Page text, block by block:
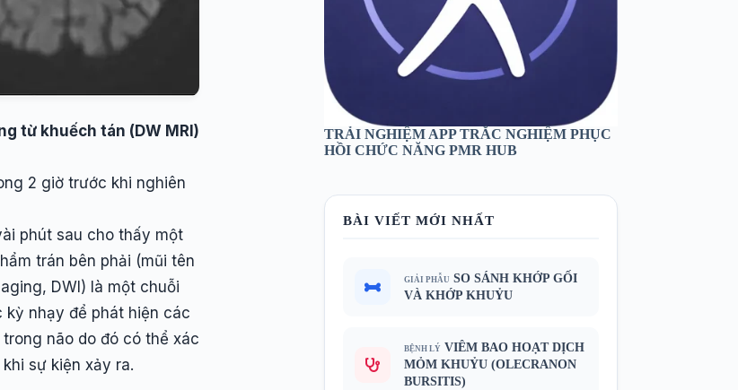
từ khuếch tán (DW MRI)
2 giờ trước khi nghiên
phút sau cho thấy một
trán bên phải (mũi tên
DWI) là một chuỗi
nhạy để phát hiện các
não do đó có thể xác
sự kiện xảy ra.
TRẢI NGHIỆM APP TRẮC NGHIỆM PHỤC
HỒI CHỨC NĂNG PMR HUB
BÀI VIẾT MỚI NHẤT
GIẢI PHẪU SO SÁNH KHỚP GỐI
VÀ KHỚP KHUỶU
BỆNH LÝ VIÊM BAO HOẠT DỊCH
MỎM KHUỶU (OLECRANON
BURSITIS)